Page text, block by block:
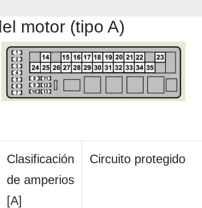
motor (tipo A)
Clasificación
de amperios
[A]
Circuito protegido